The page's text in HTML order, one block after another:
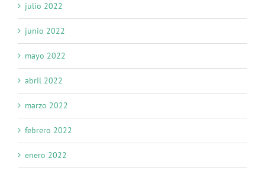
julio 2022
junio 2022
mayo 2022
abril 2022
marzo 2022
febrero 2022
enero 2022